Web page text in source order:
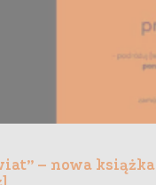
– nowa książka